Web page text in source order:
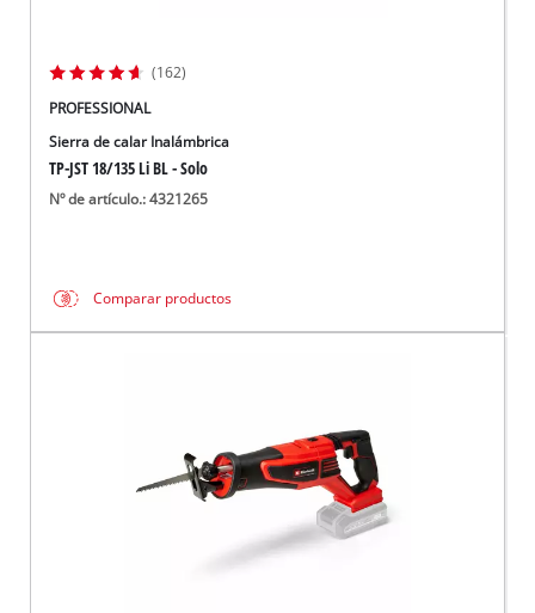
(162)
PROFESSIONAL
Sierra de calar Inalámbrica
TP-JST 18/135 Li BL - Solo
Nº de artículo.: 4321265
Comparar productos